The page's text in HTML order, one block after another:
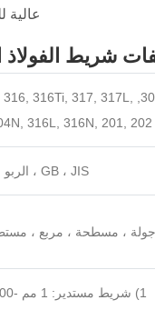
عالية
شريط الفولاذ
316, 316Ti, 317, 317L,
316L, 316N, 201, 202
GB ، JIS ، الربو ، BS ، من ، API ، ...
جولة ، مسطحة ، مربع ،